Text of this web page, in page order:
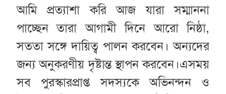
আমি প্রত্যাশা করি আজ যারা সম্মাননা
পাচ্ছেন তারা আগামী দিনে আরো নিষ্ঠা,
সততা সঙ্গে দায়িত্ব পালন করবেন। অন্যদের
জন্য অনুকরণীয় দৃষ্টান্ত স্থাপন করবেন।এসময়
সব পুরস্কারপ্রাপ্ত সদস্যকে অভিনন্দন ও